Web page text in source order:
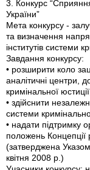
3. Конкурс
України”
Мета конкурсу -
та визначення
інститутів системи
Завдання конкурсу:
• розширити коло
аналітичні центри,
кримінальної
• здійснити
системи
• надати підтримку
положень Концепції
(затверджена
квітня 2008 р.)